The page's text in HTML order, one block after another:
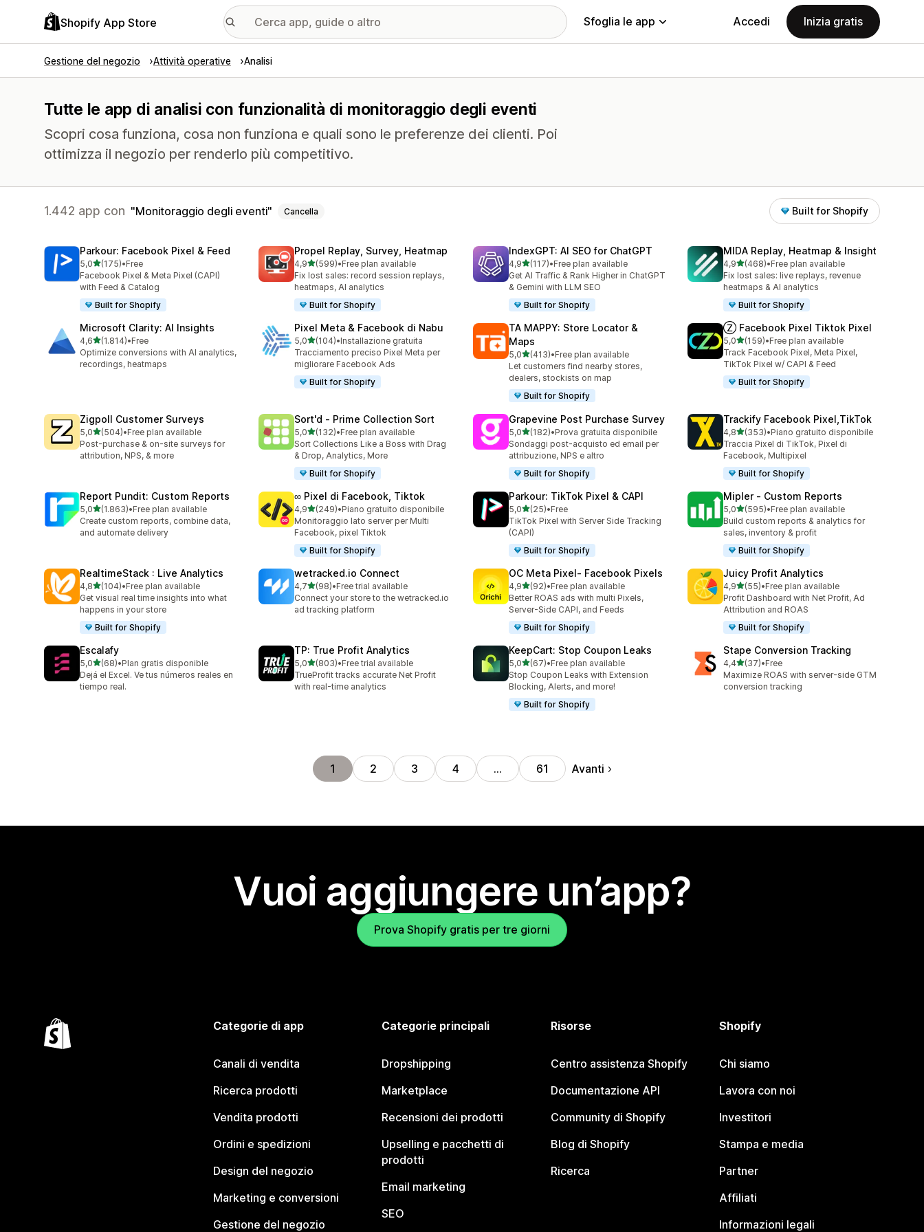
Shopify App Store Sfoglia le app Accedi Inizia gratis
Gestione del negozio Attività operative Analisi
Tutte le app di analisi con funzionalità di monitoraggio degli eventi
Scopri cosa funziona, cosa non funziona e quali sono le preferenze dei clienti. Poi
ottimizza il negozio per renderlo più competitivo.
1.442 app con Monitoraggio degli eventi Cancella Built for Shopify
Parkour: Facebook Pixel & Feed
5,0stelle su 5
(175)
175 recensioni totali
•Free
Facebook Pixel & Meta Pixel (CAPI)
with Feed & Catalog
Built for Shopify
Propel Replay, Survey, Heatmap
4,9stelle su 5
(599)
599 recensioni totali
•Free plan available
Fix lost sales: record session replays,
heatmaps, AI analytics
Built for Shopify
IndexGPT: AI SEO for ChatGPT
4,9stelle su 5
(117)
117 recensioni totali
•Free plan available
Get AI Traffic & Rank Higher in ChatGPT
& Gemini with LLM SEO
Built for Shopify
MIDA Replay, Heatmap & Insight
4,9stelle su 5
(468)
468 recensioni totali
•Free plan available
Fix lost sales: live replays, revenue
heatmaps & AI analytics
Built for Shopify
Microsoft Clarity: AI Insights
4,6stelle su 5
(1.814)
1814 recensioni totali
•Free
Optimize conversions with AI analytics,
recordings, heatmaps
Pixel Meta & Facebook di Nabu
5,0stelle su 5
(104)
104 recensioni totali
•Installazione gratuita
Tracciamento preciso Pixel Meta per
migliorare Facebook Ads
Built for Shopify
TA MAPPY: Store Locator &
Maps
5,0stelle su 5
(413)
413 recensioni totali
•Free plan available
Let customers find nearby stores,
dealers, stockists on map
Built for Shopify
Ⓩ Facebook Pixel Tiktok Pixel
5,0stelle su 5
(159)
159 recensioni totali
•Free plan available
Track Facebook Pixel, Meta Pixel,
TikTok Pixel w/ CAPI & Feed
Built for Shopify
Zigpoll Customer Surveys
5,0stelle su 5
(504)
504 recensioni totali
•Free plan available
Post-purchase & on-site surveys for
attribution, NPS, & more
Sort'd ‑ Prime Collection Sort
5,0stelle su 5
(132)
132 recensioni totali
•Free plan available
Sort Collections Like a Boss with Drag
& Drop, Analytics, More
Built for Shopify
Grapevine Post Purchase Survey
5,0stelle su 5
(182)
182 recensioni totali
•Prova gratuita disponibile
Sondaggi post-acquisto ed email per
attribuzione, NPS e altro
Built for Shopify
Trackify Facebook Pixel,TikTok
4,8stelle su 5
(353)
353 recensioni totali
•Piano gratuito disponibile
Traccia Pixel di TikTok, Pixel di
Facebook, Multipixel
Built for Shopify
Report Pundit: Custom Reports
5,0stelle su 5
(1.863)
1863 recensioni totali
•Free plan available
Create custom reports, combine data,
and automate delivery
∞ Pixel di Facebook, Tiktok
4,9stelle su 5
(249)
249 recensioni totali
•Piano gratuito disponibile
Monitoraggio lato server per Multi
Facebook, pixel Tiktok
Built for Shopify
Parkour: TikTok Pixel & CAPI
5,0stelle su 5
(25)
25 recensioni totali
•Free
TikTok Pixel with Server Side Tracking
(CAPI)
Built for Shopify
Mipler ‑ Custom Reports
5,0stelle su 5
(595)
595 recensioni totali
•Free plan available
Build custom reports & analytics for
sales, inventory & profit
Built for Shopify
RealtimeStack : Live Analytics
4,8stelle su 5
(104)
104 recensioni totali
•Free plan available
Get visual real time insights into what
happens in your store
Built for Shopify
wetracked.io Connect
4,7stelle su 5
(98)
98 recensioni totali
•Free trial available
Connect your store to the wetracked.io
ad tracking platform
OC Meta Pixel‑ Facebook Pixels
4,9stelle su 5
(92)
92 recensioni totali
•Free plan available
Better ROAS ads with multi Pixels,
Server-Side CAPI, and Feeds
Built for Shopify
Juicy Profit Analytics
4,9stelle su 5
(55)
55 recensioni totali
•Free plan available
Profit Dashboard with Net Profit, Ad
Attribution and ROAS
Built for Shopify
Escalafy
5,0stelle su 5
(68)
68 recensioni totali
•Plan gratis disponible
Dejá el Excel. Ve tus números reales en
tiempo real.
TP: True Profit Analytics
5,0stelle su 5
(803)
803 recensioni totali
•Free trial available
TrueProfit tracks accurate Net Profit
with real-time analytics
KeepCart: Stop Coupon Leaks
5,0stelle su 5
(67)
67 recensioni totali
•Free plan available
Stop Coupon Leaks with Extension
Blocking, Alerts, and more!
Built for Shopify
Stape Conversion Tracking
4,4stelle su 5
(37)
37 recensioni totali
•Free
Maximize ROAS with server-side GTM
conversion tracking
1 2 3 4 … 61 Avanti
Vuoi aggiungere un’app?
Prova Shopify gratis per tre giorni
Categorie di app
Canali di vendita
Ricerca prodotti
Vendita prodotti
Ordini e spedizioni
Design del negozio
Marketing e conversioni
Gestione del negozio
Categorie principali
Dropshipping
Marketplace
Recensioni dei prodotti
Upselling e pacchetti di
prodotti
Email marketing
SEO
Risorse
Centro assistenza Shopify
Documentazione API
Community di Shopify
Blog di Shopify
Ricerca
Shopify
Chi siamo
Lavora con noi
Investitori
Stampa e media
Partner
Affiliati
Informazioni legali